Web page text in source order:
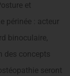
et
périnée : acteur
binoculaire,
des concepts
seront